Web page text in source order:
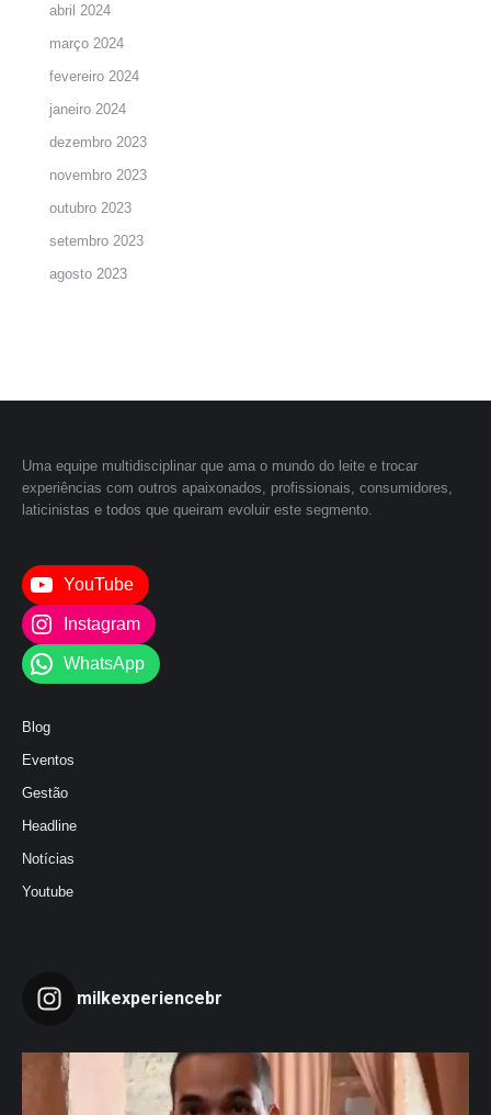
abril 2024
março 2024
fevereiro 2024
janeiro 2024
dezembro 2023
novembro 2023
outubro 2023
setembro 2023
agosto 2023
Uma equipe multidisciplinar que ama o mundo do leite e trocar
experiências com outros apaixonados, profissionais, consumidores,
laticinistas e todos que queiram evoluir este segmento.
YouTube
Instagram
WhatsApp
Blog
Eventos
Gestão
Headline
Notícias
Youtube
milkexperiencebr